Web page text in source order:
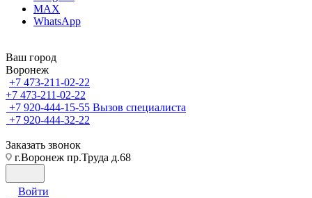
MAX
WhatsApp
Ваш город
Воронеж
+7 473-211-02-22
+7 473-211-02-22
+7 920-444-15-55 Вызов специалиста
+7 920-444-32-22
Заказать звонок
г.Воронеж пр.Труда д.68
Войти